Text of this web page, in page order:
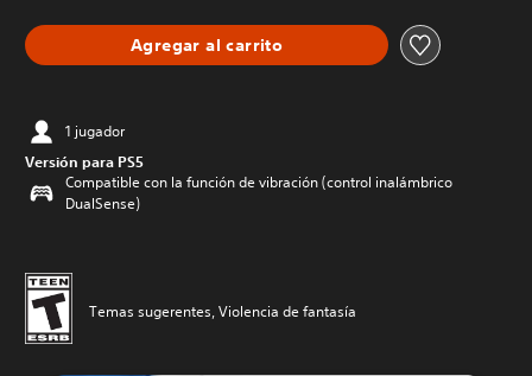
Agregar al carrito
1 jugador
Versión para PS5
Compatible con la función de vibración (control inalámbrico
DualSense)
Temas sugerentes, Violencia de fantasía